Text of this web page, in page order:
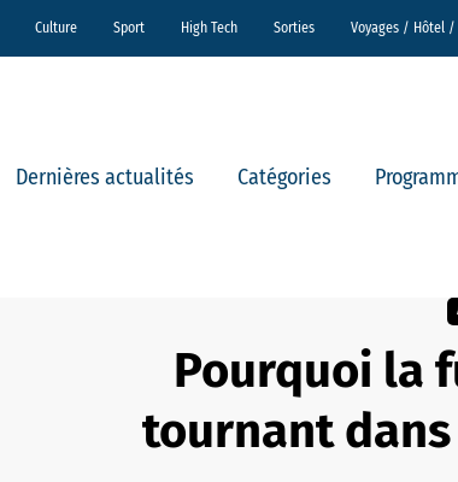
Culture Sport High Tech Sorties Voyages / Hôtel
Dernières actualités Catégories
Pourquoi la
tournant dans